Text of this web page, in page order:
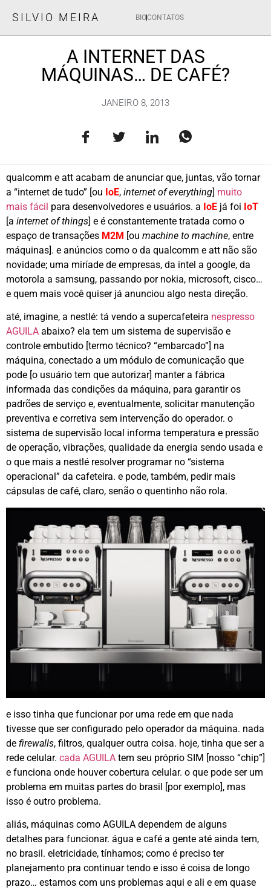
SILVIO MEIRA BIOCONTATOS
A INTERNET DAS
MÁQUINAS… DE CAFÉ?
JANEIRO 8, 2013
qualcomm e att acabam de anunciar que, juntas, vão tornar
a “internet de tudo” [ou IoE, internet of everything] muito
mais fácil para desenvolvedores e usuários. a IoE já foi IoT
[a internet of things] e é constantemente tratada como o
espaço de transações M2M [ou machine to machine, entre
máquinas]. e anúncios como o da qualcomm e att não são
novidade; uma miríade de empresas, da intel a google, da
motorola a samsung, passando por nokia, microsoft, cisco…
e quem mais você quiser já anunciou algo nesta direção.
até, imagine, a nestlé: tá vendo a supercafeteira nespresso
AGUILA abaixo? ela tem um sistema de supervisão e
controle embutido [termo técnico? “embarcado”] na
máquina, conectado a um módulo de comunicação que
pode [o usuário tem que autorizar] manter a fábrica
informada das condições da máquina, para garantir os
padrões de serviço e, eventualmente, solicitar manutenção
preventiva e corretiva sem intervenção do operador. o
sistema de supervisão local informa temperatura e pressão
de operação, vibrações, qualidade da energia sendo usada e
o que mais a nestlé resolver programar no “sistema
operacional” da cafeteira. e pode, também, pedir mais
cápsulas de café, claro, senão o quentinho não rola.
e isso tinha que funcionar por uma rede em que nada
tivesse que ser configurado pelo operador da máquina. nada
de firewalls, filtros, qualquer outra coisa. hoje, tinha que ser a
rede celular. cada AGUILA tem seu próprio SIM [nosso “chip”]
e funciona onde houver cobertura celular. o que pode ser um
problema em muitas partes do brasil [por exemplo], mas
isso é outro problema.
aliás, máquinas como AGUILA dependem de alguns
detalhes para funcionar. água e café a gente até ainda tem,
no brasil. eletricidade, tínhamos; como é preciso ter
planejamento pra continuar tendo e isso é coisa de longo
prazo… estamos com uns problemas aqui e ali e em quase